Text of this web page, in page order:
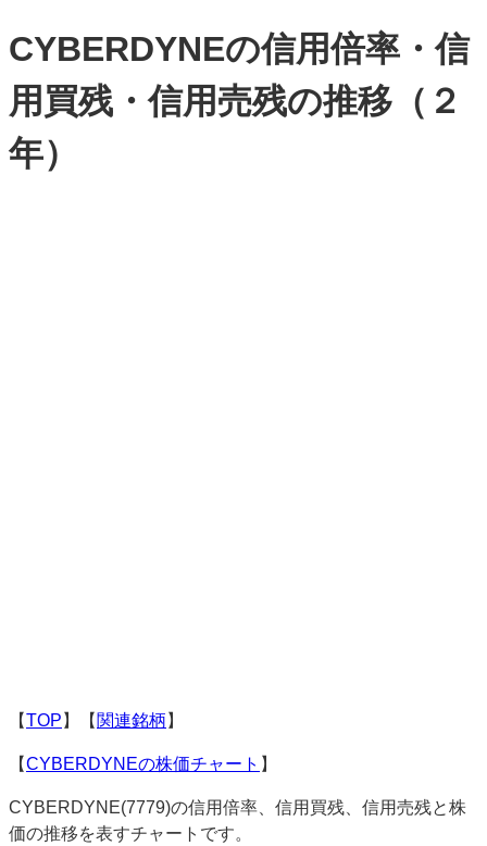
CYBERDYNEの信用倍率・信
用買残・信用売残の推移（２
年）
【TOP 】【 関連銘柄 】
【CYBERDYNEの株価チャート 】
CYBERDYNE(7779)の信用倍率、信用買残、信用売残と株
価の推移を表すチャートです。